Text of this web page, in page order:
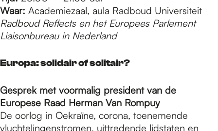
Waar: Academiezaal, aula Radboud Universiteit
Radboud Reflects en het Europees Parlement
Liaisonbureau in Nederland
Europa: solidair of solitair?
Gesprek met voormalig president van de
Europese Raad Herman Van Rompuy
De oorlog in Oekraïne, corona, toenemende
vluchtelingenstromen, uittredende lidstaten en